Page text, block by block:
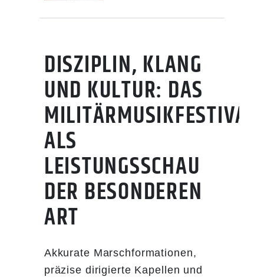
DISZIPLIN, KLANG
UND KULTUR: DAS
MILITÄRMUSIKFESTIVAL
ALS
LEISTUNGSSCHAU
DER BESONDEREN
ART
Akkurate Marschformationen,
präzise dirigierte Kapellen und